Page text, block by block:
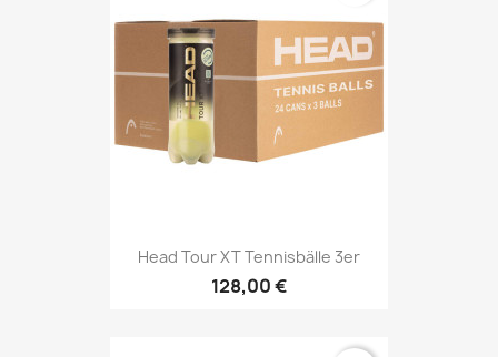
Head Tour XT Tennisbälle 3er
128,00 €